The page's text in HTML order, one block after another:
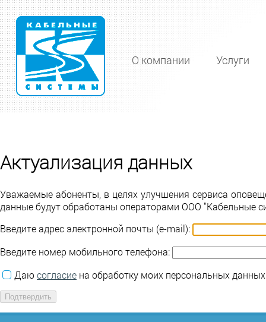
О компании Услуги
Актуализация данных
Уважаемые абоненты, в целях улучшения сервиса
данные будут обработаны операторами ООО "Кабельные
Введите адрес электронной почты (e-mail):
Введите номер мобильного телефона:
Даюсогласие на обработку моих персональных